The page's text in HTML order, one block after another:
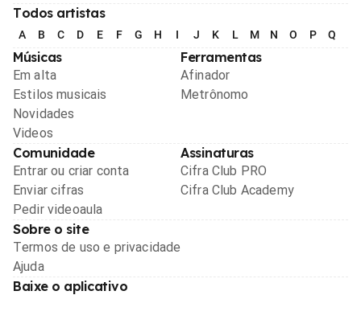
Todos artistas
A B C D E F G H I J K L M N O P Q
Músicas
Em alta
Estilos musicais
Novidades
Videos
Ferramentas
Afinador
Metrônomo
Comunidade
Entrar ou criar conta
Enviar cifras
Pedir videoaula
Assinaturas
Cifra Club PRO
Cifra Club Academy
Sobre o site
Termos de uso e privacidade
Ajuda
Baixe o aplicativo